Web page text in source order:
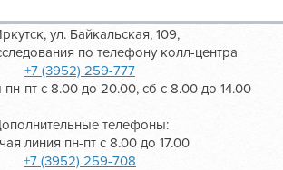
ул. Байкальская, 109,
по телефону колл-центра
+7 (3952) 259-777
пт с 8.00 до 20.00, сб с 8.00 до 14.00
телефоны:
линия пн-пт с 8.00 до 17.00
+7 (3952) 259-708